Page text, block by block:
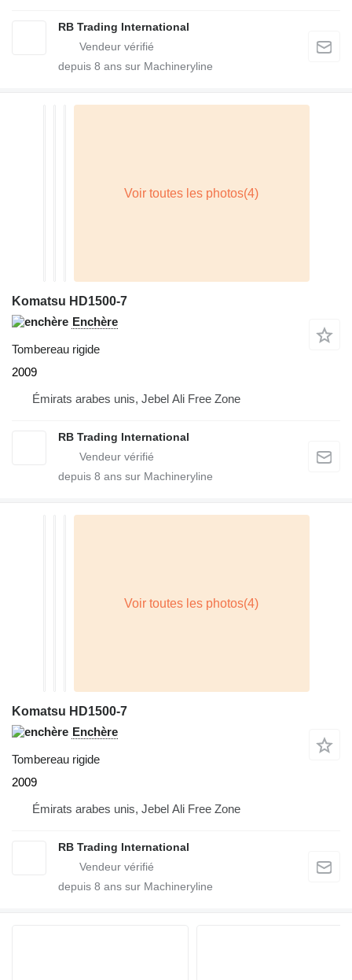
RB Trading International
depuis 8 ans sur Machineryline
Komatsu HD1500-7
Enchère
Tombereau rigide
2009
Émirats arabes unis, Jebel Ali Free Zone
RB Trading International
depuis 8 ans sur Machineryline
Komatsu HD1500-7
Enchère
Tombereau rigide
2009
Émirats arabes unis, Jebel Ali Free Zone
RB Trading International
depuis 8 ans sur Machineryline